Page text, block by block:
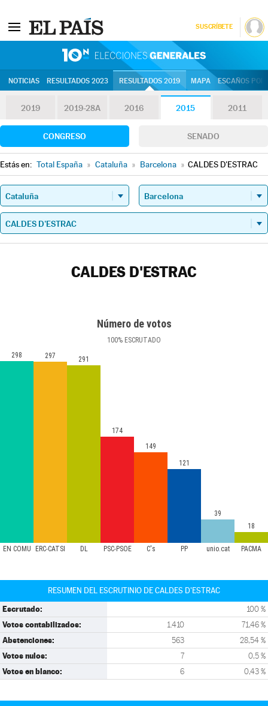
SUSCRÍBETE
NOTICIAS RESULTADOS 2023 RESULTADOS 2019 MAPA ESCAÑOS
2019 2019-28A 2016 2015 2011
CONGRESO SENADO
Estás en: Total España » Cataluña » Barcelona » CALDES D'ESTRAC
CALDES D'ESTRAC
Número de votos
100% ESCRUTADO
EN COMÚ ERC-CATSÍ DL PSC-PSOE C's PP unio.cat PACMA
298 297 291
174
149
121
39
18
RESUMEN DEL ESCRUTINIO DE CALDES D'ESTRAC
Escrutado: 100 %
Votos contabilizados: 1.410 71,46 %
Abstenciones: 563 28,54 %
Votos nulos: 7 0,5 %
Votos en blanco: 6 0,43 %